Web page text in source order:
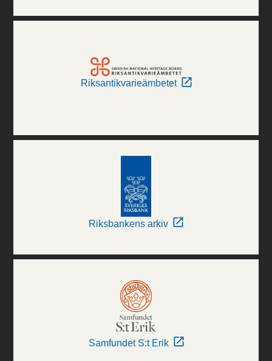
Riksantikvarieämbetet
Riksbankens arkiv
Samfundet S:t Erik